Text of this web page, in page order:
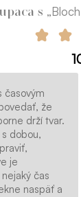
s
časovým
že
drží tvar.
dobou,
je
čas
naspäť a